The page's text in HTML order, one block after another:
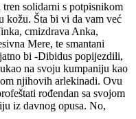
solidarni s potpisnikom
kožu. Šta bi vi da vam već
cmizdrava Anka,
Mere, te smantani
bi -Dibidus popijezdili,
na svoju kumpaniju kao
njihovih arlekinadi. Ovu
rođendan sa svojom
iz davnog opusa. No,